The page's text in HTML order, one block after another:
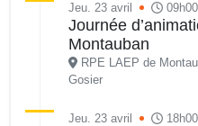
Jeu. 23 avril
Journée
Montauban
RPE LAEP de
Gosier
Jeu. 23 avril